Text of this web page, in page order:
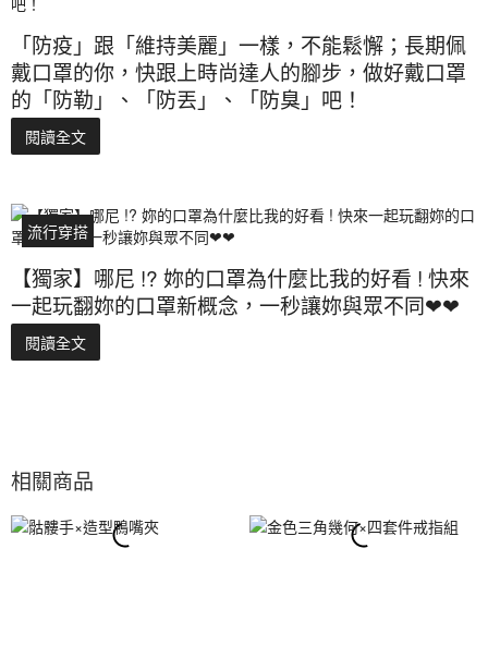
「防疫」跟「維持美麗」一樣，不能鬆懈；長期佩
戴口罩的你，快跟上時尚達人的腳步，做好戴口罩
的「防勒」、「防丟」、「防臭」吧！
閱讀全文
流行穿搭
【獨家】哪尼 !? 妳的口罩為什麼比我的好看 ! 快來
一起玩翻妳的口罩新概念，一秒讓妳與眾不同❤❤
閱讀全文
相關商品